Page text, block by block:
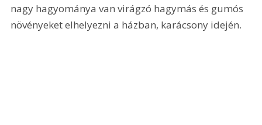
nagy hagyománya van virágzó hagymás és gumós
növényeket elhelyezni a házban, karácsony idején.